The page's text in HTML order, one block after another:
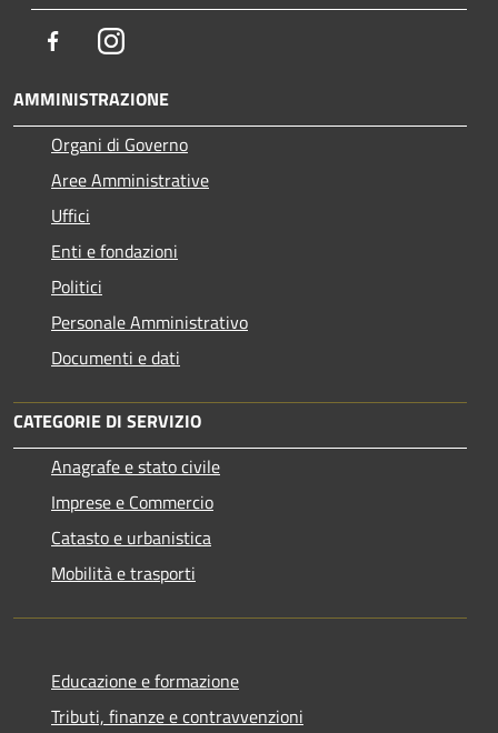
FacebookInstagram
AMMINISTRAZIONE
Organi di Governo
Aree Amministrative
Uffici
Enti e fondazioni
Politici
Personale Amministrativo
Documenti e dati
CATEGORIE DI SERVIZIO
Anagrafe e stato civile
Imprese e Commercio
Catasto e urbanistica
Mobilità e trasporti
Educazione e formazione
Tributi, finanze e contravvenzioni